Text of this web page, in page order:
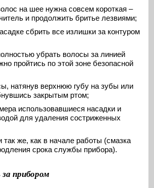
на шее нужна совсем короткая –
и продолжить бритье лезвиями;
сбрить все излишки за контуром
убрать волосы за линией
пройтись по этой зоне безопасной
натянув верхнюю губу на зубы или
закрытым ртом;
использовавшиеся насадки и
для удаления состриженных
так же, как в начале работы (смазка
срока службы прибора).
прибором